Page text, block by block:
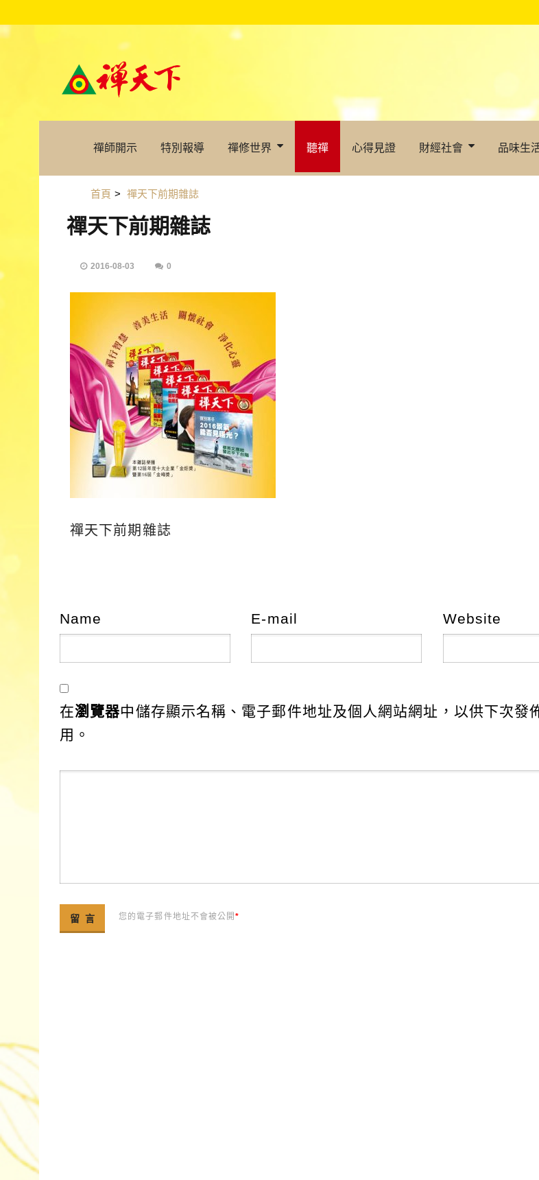
禪師開示 特別報導 禪修世界 聽禪 心得見證 財經社會 品味生
首頁 > 禪天下前期雜誌
禪天下前期雜誌
2016-08-03 0
禪天下前期雜誌
Name E-mail Website
在瀏覽器中儲存顯示名稱、電子郵件地址及個人網站網址，以供下次發
用。
您的電子郵件地址不會被公開*